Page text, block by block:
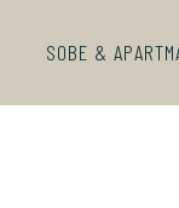
SOBE &